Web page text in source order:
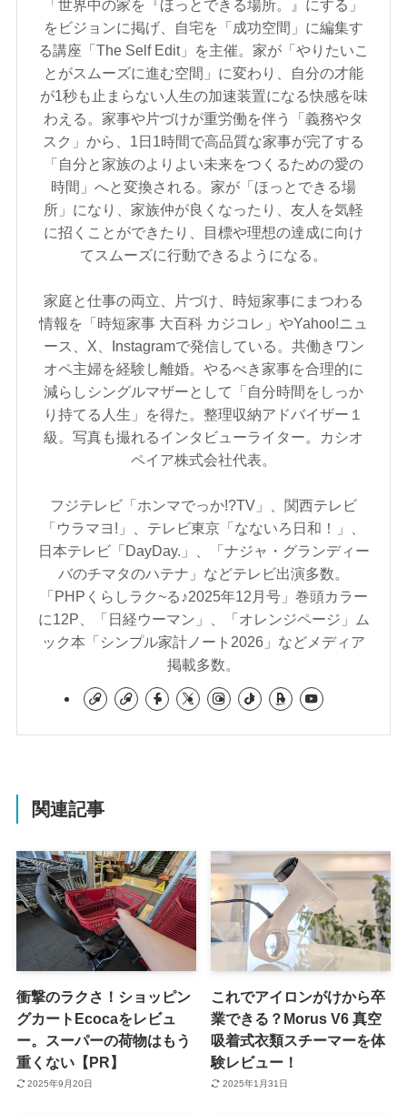
「世界中の家を『ほっとできる場所。』にする」
をビジョンに掲げ、自宅を「成功空間」に編集す
る講座「The Self Edit」を主催。家が「やりたいこ
とがスムーズに進む空間」に変わり、自分の才能
が1秒も止まらない人生の加速装置になる快感を味
わえる。家事や片づけが重労働を伴う「義務やタ
スク」から、1日1時間で高品質な家事が完了する
「自分と家族のよりよい未来をつくるための愛の
時間」へと変換される。家が「ほっとできる場
所」になり、家族仲が良くなったり、友人を気軽
に招くことができたり、目標や理想の達成に向け
てスムーズに行動できるようになる。
家庭と仕事の両立、片づけ、時短家事にまつわる
情報を「時短家事 大百科 カジコレ」やYahoo!ニュ
ース、X、Instagramで発信している。共働きワン
オペ主婦を経験し離婚。やるべき家事を合理的に
減らしシングルマザーとして「自分時間をしっか
り持てる人生」を得た。整理収納アドバイザー１
級。写真も撮れるインタビューライター。カシオ
ペイア株式会社代表。
フジテレビ「ホンマでっか!?TV」、関西テレビ
「ウラマヨ!」、テレビ東京「なないろ日和！」、
日本テレビ「DayDay.」、「ナジャ・グランディー
バのチマタのハテナ」などテレビ出演多数。
「PHPくらしラク~る♪2025年12月号」巻頭カラー
に12P、「日経ウーマン」、「オレンジページ」ム
ック本「シンプル家計ノート2026」などメディア
掲載多数。
関連記事
衝撃のラクさ！ショッピン
グカートEcocaをレビュ
ー。スーパーの荷物はもう
重くない【PR】
2025年9月20日
これでアイロンがけから卒
業できる？Morus V6 真空
吸着式衣類スチーマーを体
験レビュー！
2025年1月31日